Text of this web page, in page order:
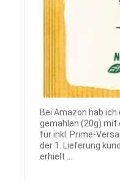
Bei Amazon hab
gemahlen (20g) mit
für inkl. Prime-
der 1. Lieferung
erhielt ...